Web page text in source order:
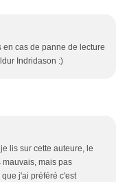
en cas de panne de lecture
Indridason :)
lis sur cette auteure, le
mauvais, mais pas
j'ai préféré c'est